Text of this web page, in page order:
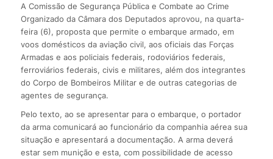
A Comissão de Segurança Pública e Combate ao Crime
Organizado da Câmara dos Deputados aprovou, na quarta-
feira (6), proposta que permite o embarque armado, em
voos domésticos da aviação civil, aos oficiais das Forças
Armadas e aos policiais federais, rodoviários federais,
ferroviários federais, civis e militares, além dos integrantes
do Corpo de Bombeiros Militar e de outras categorias de
agentes de segurança.
Pelo texto, ao se apresentar para o embarque, o portador
da arma comunicará ao funcionário da companhia aérea sua
situação e apresentará a documentação. A arma deverá
estar sem munição e esta, com possibilidade de acesso